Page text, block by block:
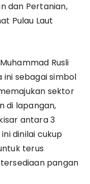
dan Pertanian,
Pulau Laut
Rusli
sebagai simbol
sektor
di lapangan,
antara 3
dinilai cukup
terus
pangan